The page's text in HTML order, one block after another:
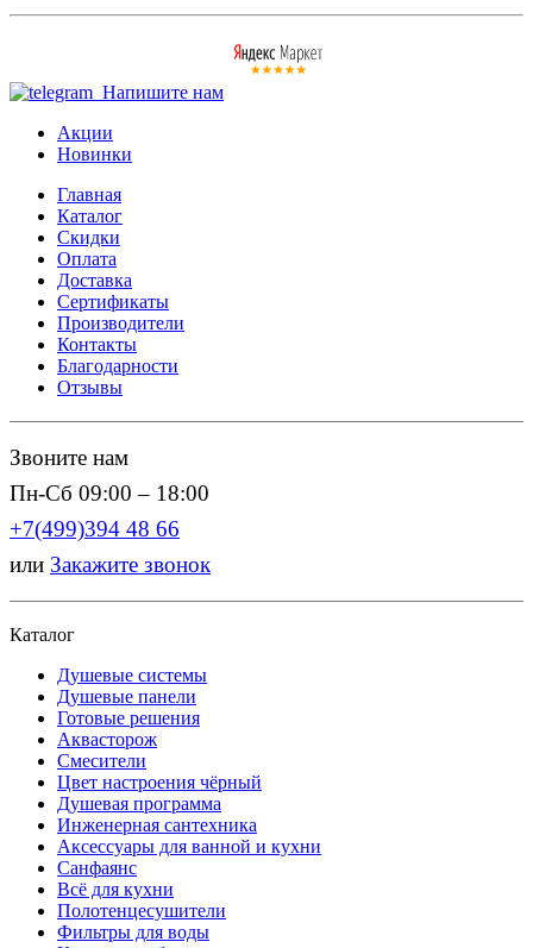
Напишите нам
Акции
Новинки
Главная
Каталог
Скидки
Оплата
Доставка
Сертификаты
Производители
Контакты
Благодарности
Отзывы
Звоните нам
Пн-Сб 09:00 – 18:00
+7(499)394 48 66
или Закажите звонок
Каталог
Душевые системы
Душевые панели
Готовые решения
Аквасторож
Смесители
Цвет настроения чёрный
Душевая программа
Инженерная сантехника
Аксессуары для ванной и кухни
Санфаянс
Всё для кухни
Полотенцесушители
Фильтры для воды